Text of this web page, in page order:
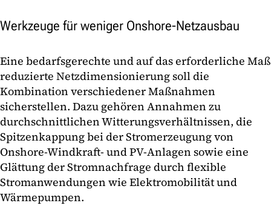
Werkzeuge für weniger Onshore-Netzausbau
Eine bedarfsgerechte und auf das erforderliche Maß
reduzierte Netzdimensionierung soll die
Kombination verschiedener Maßnahmen
sicherstellen. Dazu gehören Annahmen zu
durchschnittlichen Witterungsverhältnissen, die
Spitzenkappung bei der Stromerzeugung von
Onshore-Windkraft- und PV-Anlagen sowie eine
Glättung der Stromnachfrage durch flexible
Stromanwendungen wie Elektromobilität und
Wärmepumpen.